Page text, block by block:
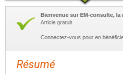
Bienvenue sur EM-consulte,
Article gratuit.
Connectez-vous pour en
Résumé